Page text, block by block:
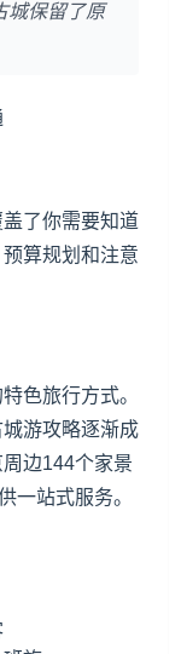
城保留了原
了你需要知道
算规划和注意
色旅行方式。
游攻略逐渐成
边144个家景
一站式服务。